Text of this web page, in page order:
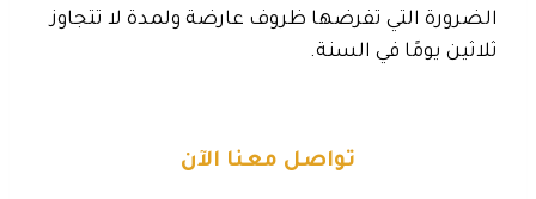
الضرورة التي تفرضها ظروف عارضة ولمدة لا تتجاوز
ثلاثين يومًا في السنة.
تواصل معنا الآن